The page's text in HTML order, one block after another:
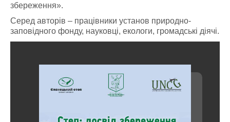
збереження».
Серед авторів – працівники установ природно-
заповідного фонду, науковці, екологи, громадські діячі.